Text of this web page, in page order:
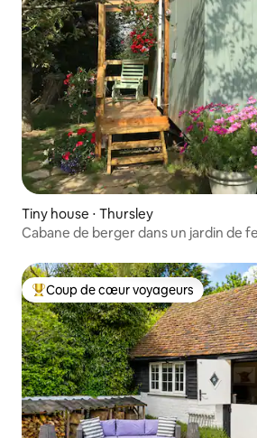
Tiny house ⋅ Thursley
Cabane de berger dans un jardin de
Coups de cœur voyageurs les plus
Coup de cœur voyageurs